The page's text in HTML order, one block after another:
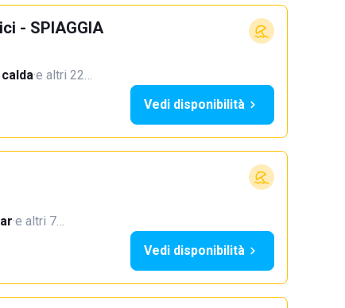
- SPIAGGIA
·e altri 22…
Vedi disponibilità
·e altri 7…
Vedi disponibilità